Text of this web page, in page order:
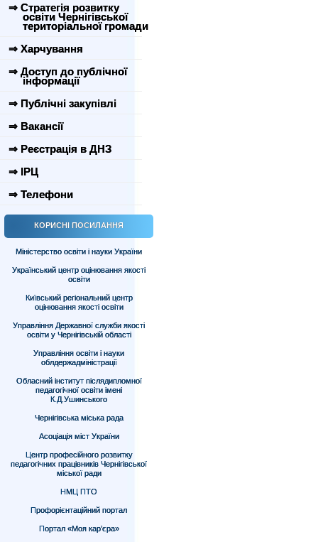
⇒ Стратегія розвитку
освіти Чернігівської
територіальної громади
⇒ Харчування
⇒ Доступ до публічної
інформації
⇒ Публічні закупівлі
⇒ Вакансії
⇒ Реєстрація в ДНЗ
⇒ ІРЦ
⇒ Телефони
КОРИСНІ ПОСИЛАННЯ
Міністерство освіти і науки України
Український центр оцінювання якості
освіти
Київський регіональний центр
оцінювання якості освіти
Управління Державної служби якості
освіти у Чернігівській області
Управління освіти і науки
облдержадміністрації
Обласний інститут післядипломної
педагогічної освіти імені
К.Д.Ушинського
Чернігівська міська рада
Асоціація міст України
Центр професійного розвитку
педагогічних працівників Чернігівської
міської ради
НМЦ ПТО
Профорієнтаційний портал
Портал «Моя кар’єра»